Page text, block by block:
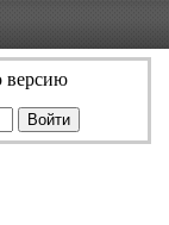
версию